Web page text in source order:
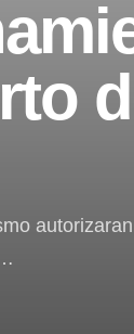
autorizaran